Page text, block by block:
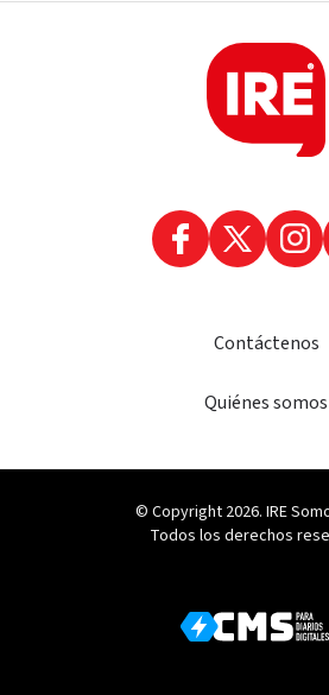
Contáctenos
Quiénes somos
© Copyright 2026. IRE
Todos los derechos